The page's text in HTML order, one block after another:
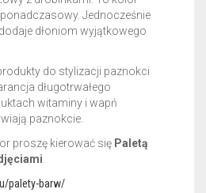
Jednocześnie
dłoniom wyjątkowego
do stylizacji paznokci
długotrwałego
witaminy i wapń
paznokcie.
proszę kierować się Paletą
palety-barw/